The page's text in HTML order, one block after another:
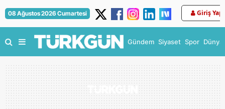
08 Ağustos 2026 Cumartesi Giriş Yap
Gündem Siyaset Spor Dünya